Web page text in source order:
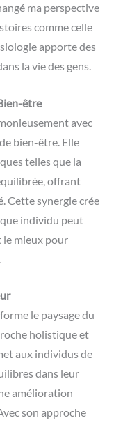
ma perspective
comme celle
apporte des
la vie des gens.
être
avec
bien-être. Elle
telles que la
offrant
Cette synergie crée
individu peut
mieux pour
le paysage du
holistique et
aux individus de
dans leur
amélioration
son approche